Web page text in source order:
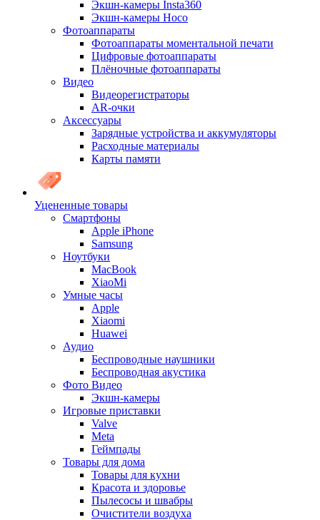
Экшн-камеры Insta360
Экшн-камеры Hoco
Фотоаппараты
Фотоаппараты моментальной печати
Цифровые фотоаппараты
Плёночные фотоаппараты
Видео
Видеорегистраторы
AR-очки
Аксессуары
Зарядные устройства и аккумуляторы
Расходные материалы
Карты памяти
Уцененные товары
Cмартфоны
Apple iPhone
Samsung
Ноутбуки
MacBook
XiaoMi
Умные часы
Apple
Xiaomi
Huawei
Аудио
Беспроводные наушники
Беспроводная акустика
Фото Видео
Экшн-камеры
Игровые приставки
Valve
Meta
Геймпады
Товары для дома
Товары для кухни
Красота и здоровье
Пылесосы и швабры
Очистители воздуха